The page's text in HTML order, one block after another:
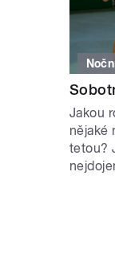
Jakou
nějaké
tetou?